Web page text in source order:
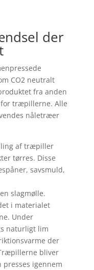
der
CO2 neutralt
fra anden
træpillerne. Alle
nåletræer
af træpiller
tørres. Disse
savsmuld,
slagmølle.
i materialet
Under
naturligt lim
der
bliver
igennem